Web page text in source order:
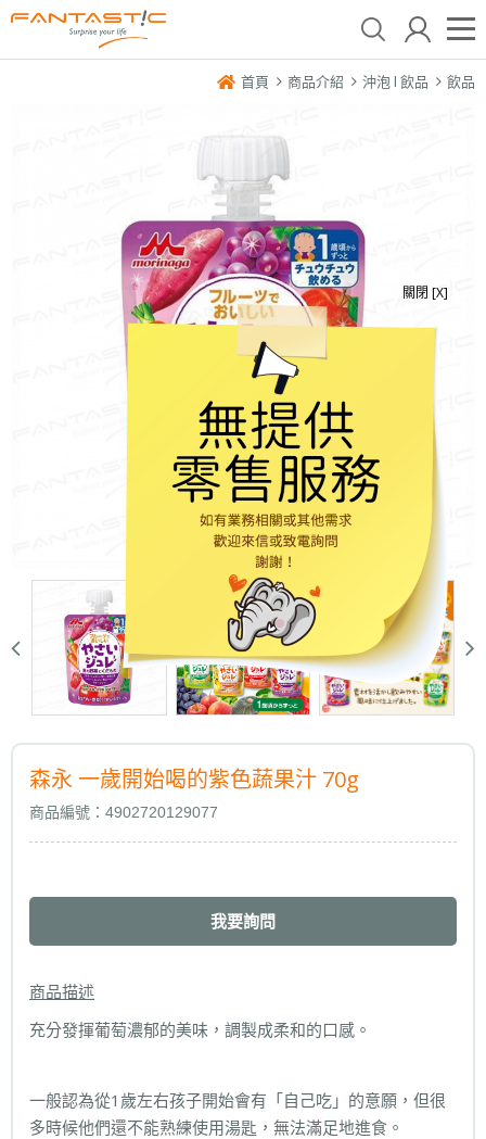
首頁 商品介紹 沖泡 l 飲品 飲品
森永 一歲開始喝的紫色蔬果汁 70g
商品編號：4902720129077
我要詢問
商品描述
充分發揮葡萄濃郁的美味，調製成柔和的口感。
一般認為從1歲左右孩子開始會有「自己吃」的意願，但很
多時候他們還不能熟練使用湯匙，無法滿足地進食。
關閉 [X]